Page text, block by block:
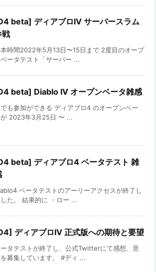
beta] ディアブロIV サーバースラム
戦
本時間2022年5月13日〜15日まで 2度目のオープ
ベータテスト「サーバー ...
beta] Diablo IV オープンベータ雑感
も参加ができる ディアブロ4 のオープンベー
が 2023年3月25日 〜 ...
beta] ディアブロ4 ベータテスト 雑
ベータテストのアーリーアクセスが終了し
した。 結果的に ・ロー ...
ディアブロIV 正式版への期待と要望
タテストが終了し、公式Twitterにて感想、意
を募集しています。 #ディ ...